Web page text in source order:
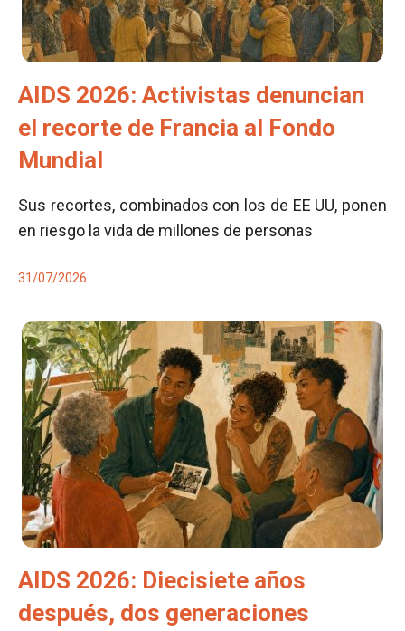
AIDS 2026: Activistas denuncian
el recorte de Francia al Fondo
Mundial
Sus recortes, combinados con los de EE UU, ponen
en riesgo la vida de millones de personas
31/07/2026
AIDS 2026: Diecisiete años
después, dos generaciones